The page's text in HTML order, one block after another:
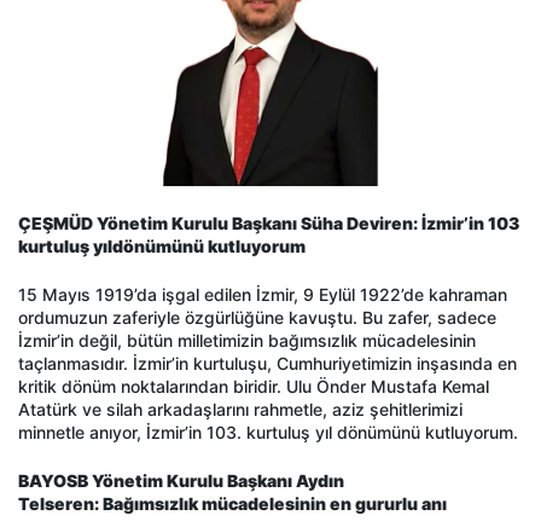
ÇEŞMÜD Yönetim Kurulu Başkanı Süha Deviren: İzmir’in 103
kurtuluş yıldönümünü kutluyorum
15 Mayıs 1919’da işgal edilen İzmir, 9 Eylül 1922’de kahraman
ordumuzun zaferiyle özgürlüğüne kavuştu. Bu zafer, sadece
İzmir’in değil, bütün milletimizin bağımsızlık mücadelesinin
taçlanmasıdır. İzmir’in kurtuluşu, Cumhuriyetimizin inşasında en
kritik dönüm noktalarından biridir. Ulu Önder Mustafa Kemal
Atatürk ve silah arkadaşlarını rahmetle, aziz şehitlerimizi
minnetle anıyor, İzmir’in 103. kurtuluş yıl dönümünü kutluyorum.
BAYOSB Yönetim Kurulu Başkanı Aydın
Telseren: Bağımsızlık mücadelesinin en gururlu anı